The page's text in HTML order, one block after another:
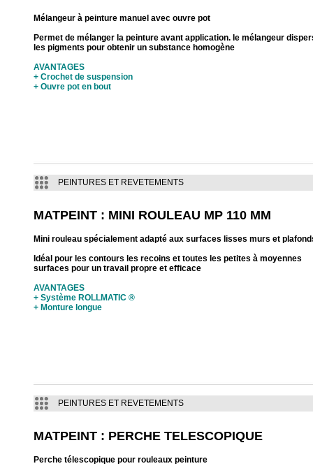
Mélangeur à peinture manuel avec ouvre pot
Permet de mélanger la peinture avant application. le mélangeur
les pigments pour obtenir un substance homogène
AVANTAGES
+ Crochet de suspension
+ Ouvre pot en bout
PEINTURES ET REVETEMENTS
MATPEINT : MINI ROULEAU MP 110 MM
Mini rouleau spécialement adapté aux surfaces lisses murs et
Idéal pour les contours les recoins et toutes les petites à moyennes
surfaces pour un travail propre et efficace
AVANTAGES
+ Système ROLLMATIC ®
+ Monture longue
PEINTURES ET REVETEMENTS
MATPEINT : PERCHE TELESCOPIQUE
Perche télescopique pour rouleaux peinture